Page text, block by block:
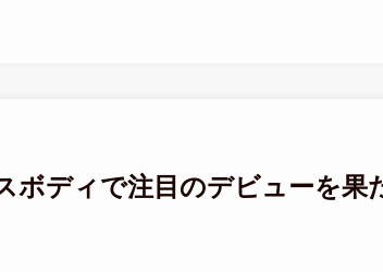
ボディで注目のデビューを果